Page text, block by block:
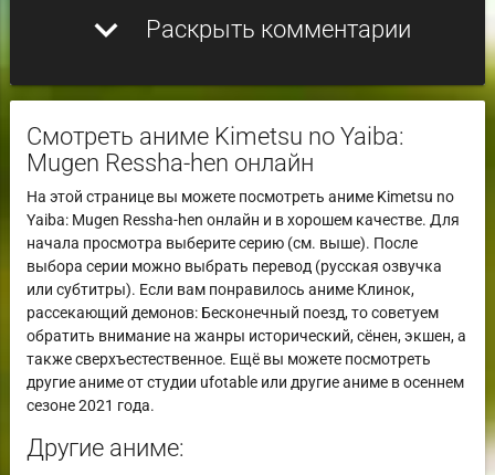
expand_more Раскрыть комментарии
Смотреть аниме Kimetsu no Yaiba:
Mugen Ressha-hen онлайн
На этой странице вы можете посмотреть аниме Kimetsu no
Yaiba: Mugen Ressha-hen онлайн и в хорошем качестве. Для
начала просмотра выберите серию (см. выше). После
выбора серии можно выбрать перевод (русская озвучка
или субтитры). Если вам понравилось аниме Клинок,
рассекающий демонов: Бесконечный поезд, то советуем
обратить внимание на жанры исторический, сёнен, экшен, а
также сверхъестественное. Ещё вы можете посмотреть
другие аниме от студии ufotable или другие аниме в осеннем
сезоне 2021 года.
Другие аниме: